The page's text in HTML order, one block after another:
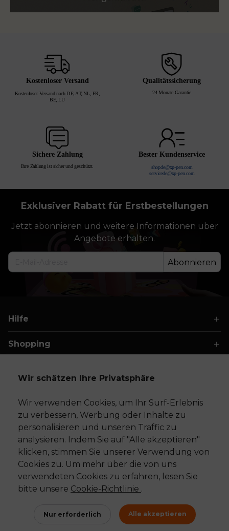
Kostenloser Versand
Kostenloser Versand nach DE, AT, NL, FR,
BE, LU
Qualitätssicherung
24 Monate Garantie
Sichere Zahlung
Ihre Zahlung ist sicher und geschützt.
Bester Kundenservice
shopde@xp-pen.com
servicede@xp-pen.com
Exklusiver Rabatt für Erstbestellungen
Jetzt abonnieren und weitere Informationen über
Angebote erhalten.
Abonnieren
Hilfe
Shopping
Folge Uns
Copyright© 2025 HANVON UGEE (HK) TECHNOLOGY CO., LIM
ITED. Alle Rechte vorbehalten.
Germany
Wir schätzen Ihre Privatsphäre
Wir verwenden Cookies, um Ihr Surf-Erlebnis
zu verbessern, Werbung oder Inhalte zu
personalisieren und unseren Traffic zu
analysieren. Indem Sie auf "Alle akzeptieren"
klicken, stimmen Sie unserer Verwendung von
Cookies zu. Um mehr über die von uns
verwendeten Cookies zu erfahren, lesen Sie
bitte unsere Cookie-Richtlinie .
Nur erforderlich Alle akzeptieren